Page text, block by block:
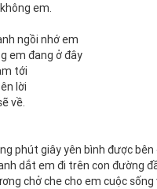
em.
ngồi nhớ em
em đang ở đây
tới
lời
về.
phút giây yên bình được bên
dắt em đi trên con đường
chở che cho em cuộc sống